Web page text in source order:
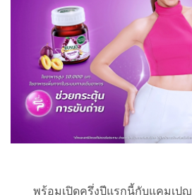
พร้อมเปิดครึ่งปีแรกนี้กับแคมเปญ